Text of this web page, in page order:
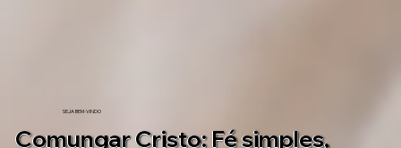
SEJA BEM-VINDO
Comungar Cristo: Fé simples,